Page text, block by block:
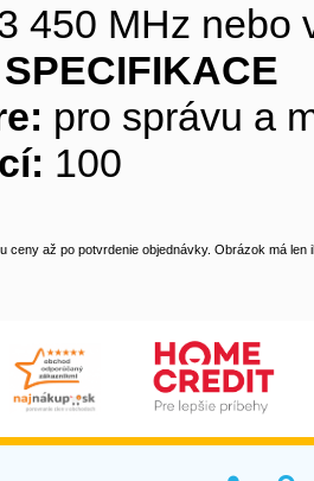
450 MHz nebo
pro správu a
100
ceny až po potvrdenie objednávky. Obrázok má len